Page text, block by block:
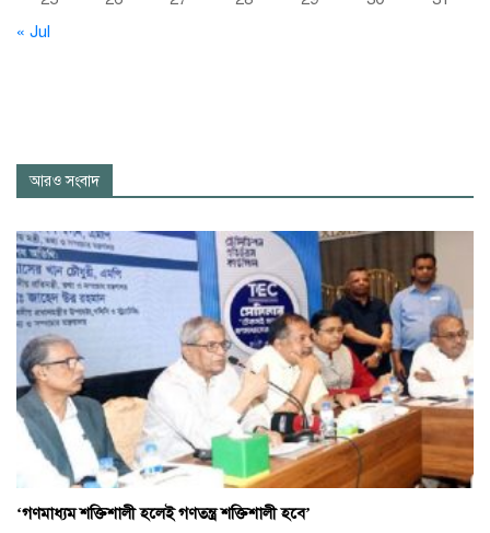
« Jul
আরও সংবাদ
‘গণমাধ্যম শক্তিশালী হলেই গণতন্ত্র শক্তিশালী হবে’